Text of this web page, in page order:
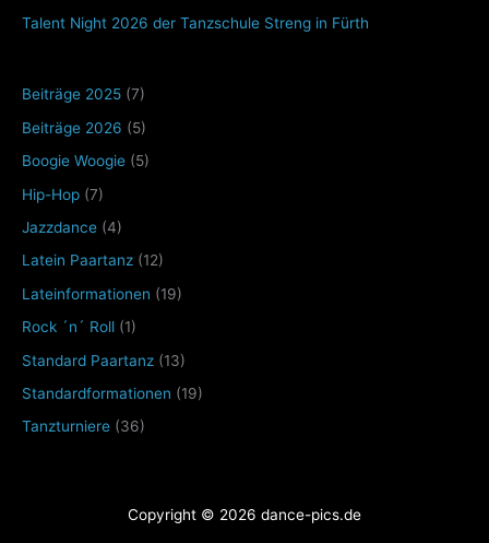
Talent Night 2026 der Tanzschule Streng in Fürth
Beiträge 2025 (7)
Beiträge 2026 (5)
Boogie Woogie (5)
Hip-Hop (7)
Jazzdance (4)
Latein Paartanz (12)
Lateinformationen (19)
Rock ´n´ Roll (1)
Standard Paartanz (13)
Standardformationen (19)
Tanzturniere (36)
Copyright © 2026 dance-pics.de